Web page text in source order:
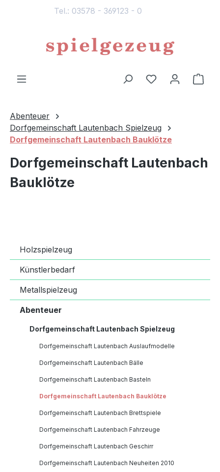
Tel.: 03578 - 369123 - 0
Du hast 0
Abenteuer
Dorfgemeinschaft Lautenbach Spielzeug
Dorfgemeinschaft Lautenbach Bauklötze
Dorfgemeinschaft Lautenbach
Bauklötze
Holzspielzeug
Künstlerbedarf
Metallspielzeug
Abenteuer
Dorfgemeinschaft Lautenbach Spielzeug
Dorfgemeinschaft Lautenbach Auslaufmodelle
Dorfgemeinschaft Lautenbach Bälle
Dorfgemeinschaft Lautenbach Basteln
Dorfgemeinschaft Lautenbach Bauklötze
Dorfgemeinschaft Lautenbach Brettspiele
Dorfgemeinschaft Lautenbach Fahrzeuge
Dorfgemeinschaft Lautenbach Geschirr
Dorfgemeinschaft Lautenbach Neuheiten 2010